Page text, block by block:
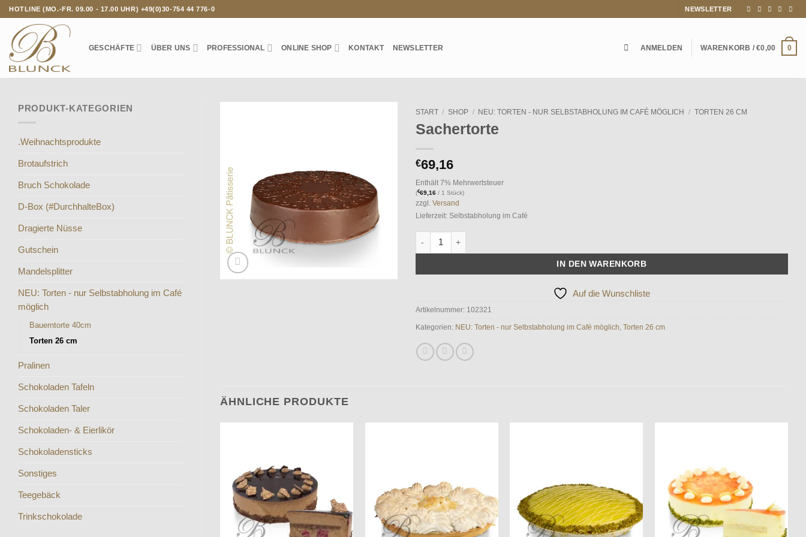
Zum
Inhalt
springen
HOTLINE (MO.-FR. 09.00 - 17.00 UHR) +49(0)30-754 44 776-0 NEWSLETTER
GESCHÄFTE ÜBER UNS PROFESSIONAL ONLINE SHOP KONTAKT NEWSLETTER ANMELDEN WARENKORB /€0,00 0
PRODUKT-KATEGORIEN
.Weihnachtsprodukte
Brotaufstrich
Bruch Schokolade
D-Box (#DurchhalteBox)
Dragierte Nüsse
Gutschein
Mandelsplitter
NEU: Torten - nur Selbstabholung im Café
möglich
Bauerntorte 40cm
Torten 26 cm
Pralinen
Schokoladen Tafeln
Schokoladen Taler
Schokoladen- & Eierlikör
Schokoladensticks
Sonstiges
Teegebäck
Trinkschokolade
START / SHOP / NEU: TORTEN - NUR SELBSTABHOLUNG IM CAFÉ MÖGLICH / TORTEN 26 CM
Sachertorte
€69,16
Enthält 7% Mehrwertsteuer
(€69,16/ 1 Stück)
zzgl. Versand
Lieferzeit: Selbstabholung im Café
Sachertorte Menge
IN DEN WARENKORB
Auf die Wunschliste
Artikelnummer: 102321
Kategorien: NEU: Torten - nur Selbstabholung im Café möglich Torten 26 cm
ÄHNLICHE PRODUKTE